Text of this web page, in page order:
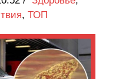
, ТОП